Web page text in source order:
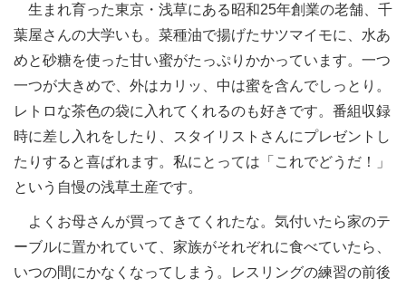
生まれ育った東京・浅草にある昭和25年創業の老舗、千
葉屋さんの大学いも。菜種油で揚げたサツマイモに、水あ
めと砂糖を使った甘い蜜がたっぷりかかっています。一つ
一つが大きめで、外はカリッ、中は蜜を含んでしっとり。
レトロな茶色の袋に入れてくれるのも好きです。番組収録
時に差し入れをしたり、スタイリストさんにプレゼントし
たりすると喜ばれます。私にとっては「これでどうだ！」
という自慢の浅草土産です。
よくお母さんが買ってきてくれたな。気付いたら家のテ
ーブルに置かれていて、家族がそれぞれに食べていたら、
いつの間にかなくなってしまう。レスリングの練習の前後